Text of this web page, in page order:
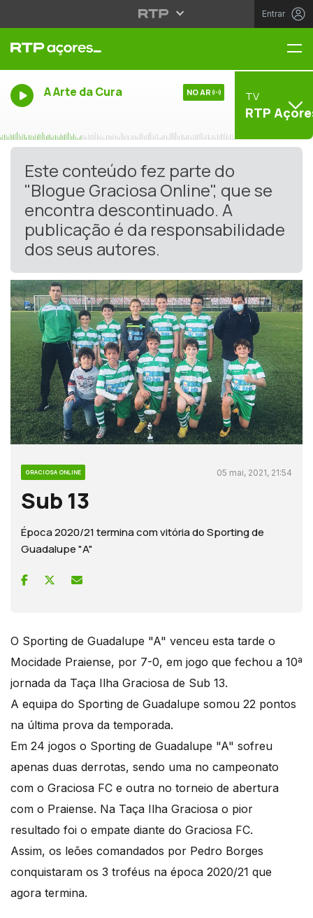
Entrar
A Arte da Cura NO AR TV
RTP
Este conteúdo fez parte do
"Blogue Graciosa Online", que se
encontra descontinuado. A
publicação é da responsabilidade
dos seus autores.
GRACIOSA ONLINE 05 mai, 2021, 21:54
Sub 13
Época 2020/21 termina com vitória do Sporting de
Guadalupe "A"
O Sporting de Guadalupe "A" venceu esta tarde o
Mocidade Praiense, por 7-0, em jogo que fechou a 10ª
jornada da Taça Ilha Graciosa de Sub 13.
A equipa do Sporting de Guadalupe somou 22 pontos
na última prova da temporada.
Em 24 jogos o Sporting de Guadalupe "A" sofreu
apenas duas derrotas, sendo uma no campeonato
com o Graciosa FC e outra no torneio de abertura
com o Praiense. Na Taça Ilha Graciosa o pior
resultado foi o empate diante do Graciosa FC.
Assim, os leões comandados por Pedro Borges
conquistaram os 3 troféus na época 2020/21 que
agora termina.